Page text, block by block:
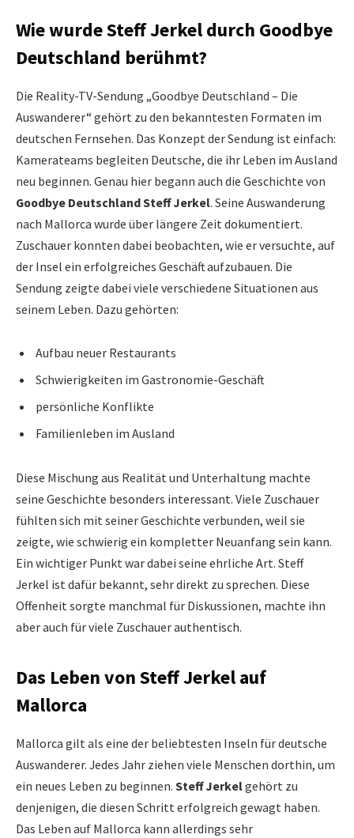
Wie wurde Steff Jerkel durch Goodbye
Deutschland berühmt?
Die Reality-TV-Sendung „Goodbye Deutschland – Die
Auswanderer“ gehört zu den bekanntesten Formaten im
deutschen Fernsehen. Das Konzept der Sendung ist einfach:
Kamerateams begleiten Deutsche, die ihr Leben im Ausland
neu beginnen. Genau hier begann auch die Geschichte von
Goodbye Deutschland Steff Jerkel. Seine Auswanderung
nach Mallorca wurde über längere Zeit dokumentiert.
Zuschauer konnten dabei beobachten, wie er versuchte, auf
der Insel ein erfolgreiches Geschäft aufzubauen. Die
Sendung zeigte dabei viele verschiedene Situationen aus
seinem Leben. Dazu gehörten:
Aufbau neuer Restaurants
Schwierigkeiten im Gastronomie-Geschäft
persönliche Konflikte
Familienleben im Ausland
Diese Mischung aus Realität und Unterhaltung machte
seine Geschichte besonders interessant. Viele Zuschauer
fühlten sich mit seiner Geschichte verbunden, weil sie
zeigte, wie schwierig ein kompletter Neuanfang sein kann.
Ein wichtiger Punkt war dabei seine ehrliche Art. Steff
Jerkel ist dafür bekannt, sehr direkt zu sprechen. Diese
Offenheit sorgte manchmal für Diskussionen, machte ihn
aber auch für viele Zuschauer authentisch.
Das Leben von Steff Jerkel auf
Mallorca
Mallorca gilt als eine der beliebtesten Inseln für deutsche
Auswanderer. Jedes Jahr ziehen viele Menschen dorthin, um
ein neues Leben zu beginnen. Steff Jerkelgehört zu
denjenigen, die diesen Schritt erfolgreich gewagt haben.
Das Leben auf Mallorca kann allerdings sehr